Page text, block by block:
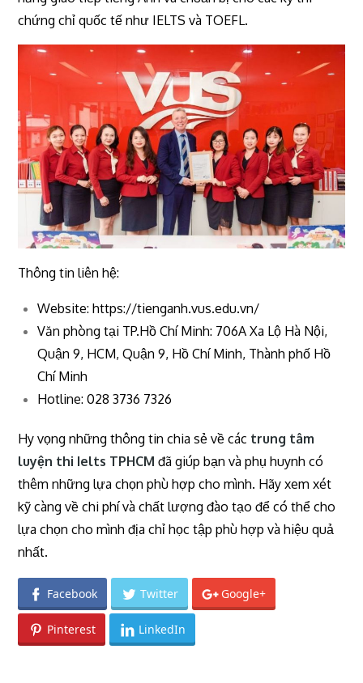
chứng chỉ quốc tế như IELTS và TOEFL.
Thông tin liên hệ:
Website: https://tienganh.vus.edu.vn/
Văn phòng tại TP.Hồ Chí Minh: 706A Xa Lộ Hà Nội,
Quận 9, HCM, Quận 9, Hồ Chí Minh, Thành phố Hồ
Chí Minh
Hotline: 028 3736 7326
Hy vọng những thông tin chia sẻ về các trung tâm
luyện thi Ielts TPHCM đã giúp bạn và phụ huynh có
thêm những lựa chọn phù hợp cho mình. Hãy xem xét
kỹ càng về chi phí và chất lượng đào tạo để có thể cho
lựa chọn cho mình địa chỉ học tập phù hợp và hiệu quả
nhất.
Facebook Twitter Google+
Pinterest LinkedIn